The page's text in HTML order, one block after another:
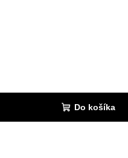
Do košíka